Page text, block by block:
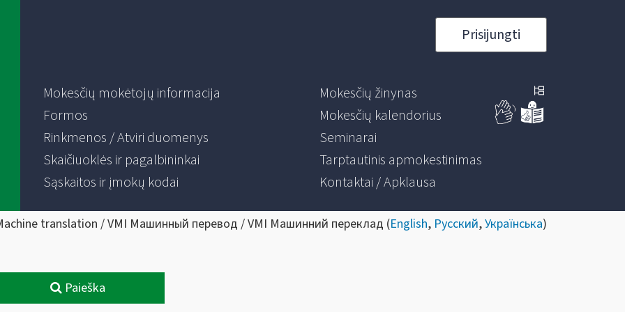
Prisijungti
Mokesčių mokėtojų informacija
Formos
Rinkmenos / Atviri duomenys
Skaičiuoklės ir pagalbininkai
Sąskaitos ir įmokų kodai
Mokesčių žinynas
Mokesčių kalendorius
Seminarai
Tarptautinis apmokestinimas
Kontaktai / Apklausa
translation / VMI Машинный перевод / VMI Машинний переклад (English, Русский,Українська)
Paieška